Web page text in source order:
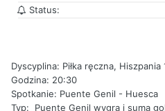
Status:
Dyscyplina: Piłka ręczna, Hiszpania
Godzina: 20:30
Spotkanie: Puente Genil - Huesca
Typ: Puente Genil wygra i suma